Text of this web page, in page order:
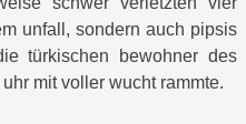
unfall, sondern auch pipsis
türkischen bewohner des
mit voller wucht rammte.